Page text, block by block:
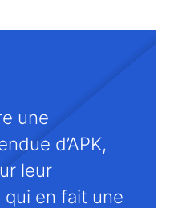
une
d’APK,
leur
en fait une